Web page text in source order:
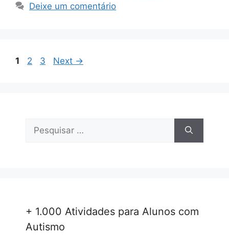
Deixe um comentário
Page
1 Page
2 Page
3 Next →
por:
+ 1.000 Atividades para Alunos com
Autismo